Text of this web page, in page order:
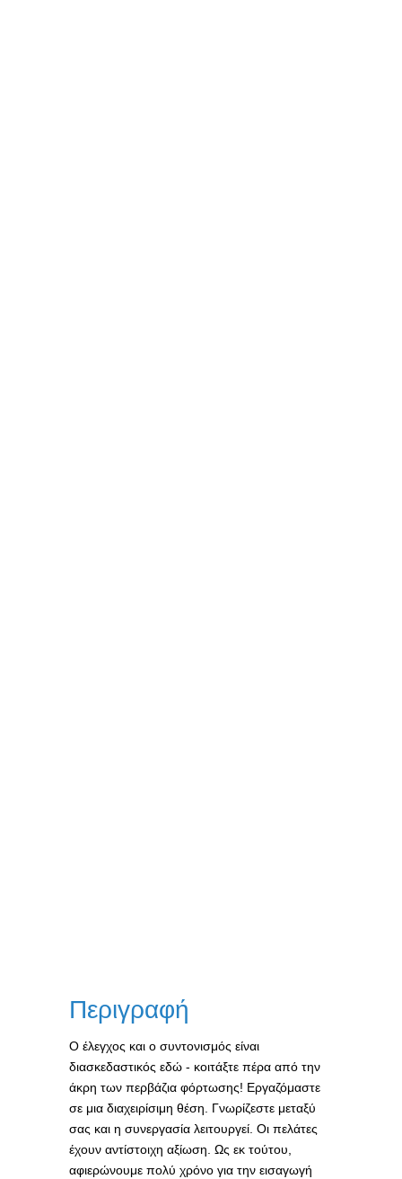
Περιγραφή
Ο έλεγχος και ο συντονισμός είναι
διασκεδαστικός εδώ - κοιτάξτε πέρα από την
άκρη των περβάζια φόρτωσης! Εργαζόμαστε
σε μια διαχειρίσιμη θέση. Γνωρίζεστε μεταξύ
σας και η συνεργασία λειτουργεί. Οι πελάτες
έχουν αντίστοιχη αξίωση. Ως εκ τούτου,
αφιερώνουμε πολύ χρόνο για την εισαγωγή